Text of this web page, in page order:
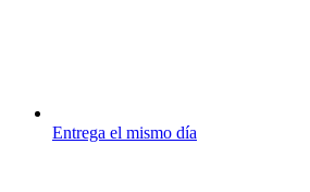
Entrega el mismo día